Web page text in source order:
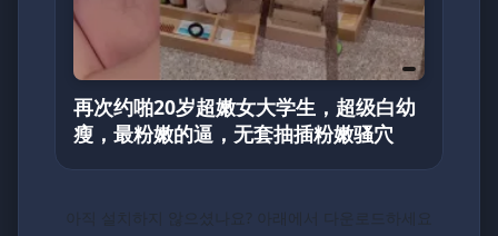
再次约啪20岁超嫩女大学生，超级白幼
瘦，最粉嫩的逼，无套抽插粉嫩骚穴
아직 설치하지 않으셨나요? 아래에서 다운로드하세요